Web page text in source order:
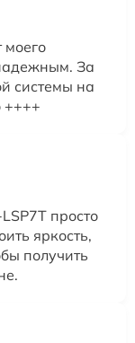
моего
За
системы на
++++
просто
яркость,
получить